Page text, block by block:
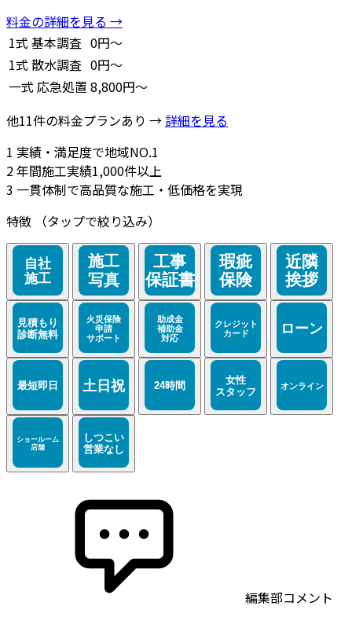
料金の詳細を見る →
1式 基本調査 0円～
1式 散水調査 0円～
一式 応急処置 8,800円～
他11件の料金プランあり → 詳細を見る
1 実績・満足度で地域NO.1
2年間施工実績1,000件以上
3 一貫体制で高品質な施工・低価格を実現
特徴
（タップで絞り込み）
編集部コメント